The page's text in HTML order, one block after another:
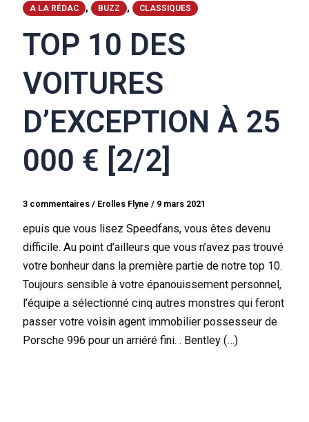
A LA RÉDAC , BUZZ , CLASSIQUES
TOP 10 DES
VOITURES
D’EXCEPTION À 25
000 € [2/2]
3 commentaires / Erolles Flyne/ 9 mars 2021
epuis que vous lisez Speedfans, vous êtes devenu
difficile. Au point d’ailleurs que vous n’avez pas trouvé
votre bonheur dans la première partie de notre top 10.
Toujours sensible à votre épanouissement personnel,
l’équipe a sélectionné cinq autres monstres qui feront
passer votre voisin agent immobilier possesseur de
Porsche 996 pour un arriéré fini. . Bentley (…)